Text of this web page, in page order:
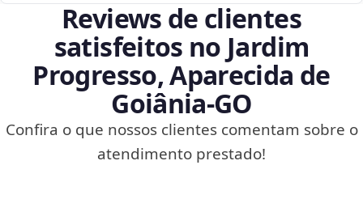
Reviews de clientes
satisfeitos no Jardim
Progresso, Aparecida de
Goiânia‑GO
Confira o que nossos clientes comentam sobre o
atendimento prestado!